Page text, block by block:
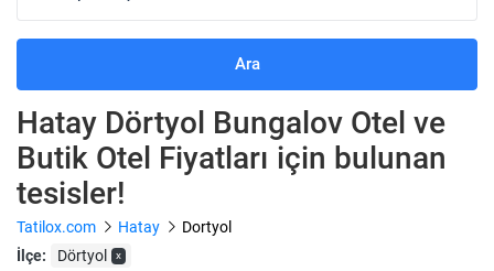
Ara
Hatay Dörtyol Bungalov Otel ve
Butik Otel Fiyatları için bulunan
tesisler!
Tatilox.com Hatay
Dortyol
İlçe:
Dörtyol x